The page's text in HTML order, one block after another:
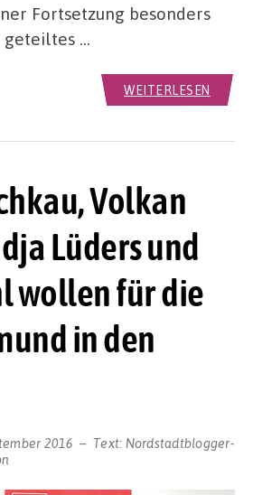
Fortsetzung besonders
geteiltes …
WEITERLESEN
Volkan
Lüders und
wollen für die
in den
2016 Text: Nordstadtblogger-